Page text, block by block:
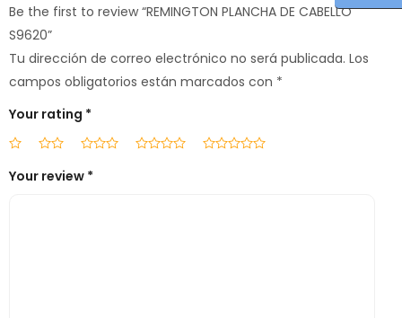
Be the first to review “REMINGTON PLANCHA DE CABELLO
S9620”
Tu dirección de correo electrónico no será publicada. Los
campos obligatorios están marcados con *
Your rating *
Your review *